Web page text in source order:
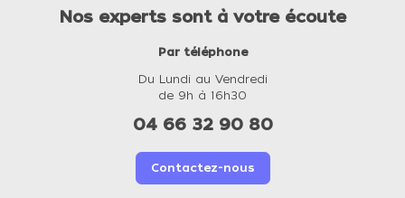
Nos experts sont à votre écoute
Par téléphone
Du Lundi au Vendredi
de 9h à 16h30
04 66 32 90 80
Contactez-nous